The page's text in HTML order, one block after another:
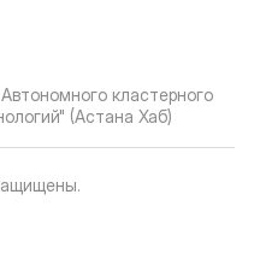
кластерного
(Астана Хаб)
.